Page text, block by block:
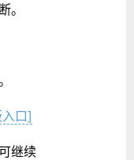
。
口]
继续